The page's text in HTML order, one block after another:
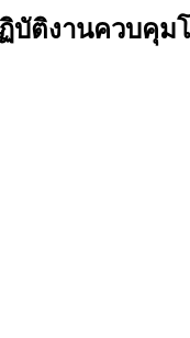
ติงานควบคุม